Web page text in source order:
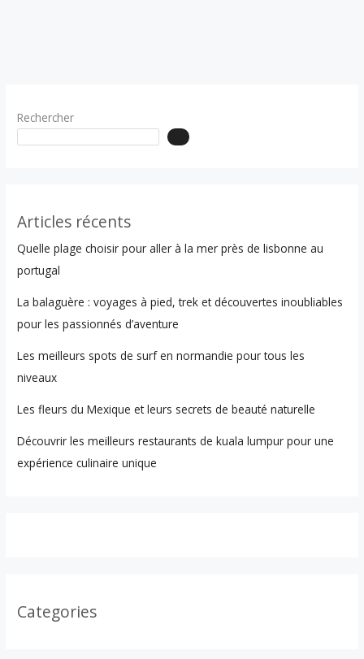
Rechercher
Articles récents
Quelle plage choisir pour aller à la mer près de lisbonne au
portugal
La balaguère : voyages à pied, trek et découvertes inoubliables
pour les passionnés d’aventure
Les meilleurs spots de surf en normandie pour tous les
niveaux
Les fleurs du Mexique et leurs secrets de beauté naturelle
Découvrir les meilleurs restaurants de kuala lumpur pour une
expérience culinaire unique
Categories